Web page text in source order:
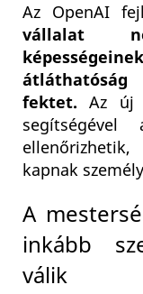
Az OpenAI
vállalat
fektet. Az új
segítségével
kapnak
A
inkább
válik